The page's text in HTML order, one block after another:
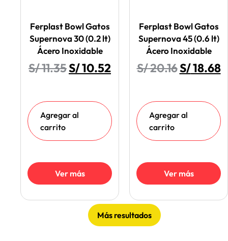
Ferplast Bowl Gatos
Supernova 30 (0.2 lt)
Ácero Inoxidable
S/11.35S/10.52
Agregar al
carrito
Ver más
Ferplast Bowl Gatos
Supernova 45 (0.6 lt)
Ácero Inoxidable
S/20.16S/18.68
Agregar al
carrito
Ver más
Más resultados